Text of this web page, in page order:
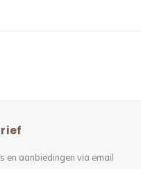
en aanbiedingen via email